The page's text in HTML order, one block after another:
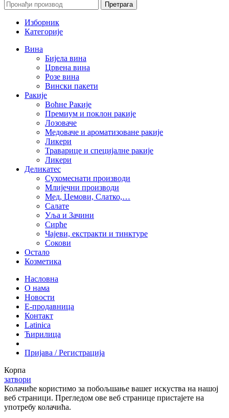
Претрага
Изборник
Категорије
Вина
Бијела вина
Црвена вина
Розе вина
Вински пакети
Ракије
Воћне Ракије
Премиум и поклон ракије
Лозоваче
Медоваче и ароматизоване ракије
Ликери
Траварице и специјалне ракије
Ликери
Деликатес
Сухомеснати производи
Млијечни производи
Мед, Џемови, Слатко,…
Салате
Уља и Зачини
Сирће
Чајеви, екстракти и тинктуре
Сокови
Остало
Козметика
Насловна
О нама
Новости
Е-продавница
Контакт
Latinica
Ћирилица
Пријава / Регистрација
Корпа
затвори
Колачиће користимо за побољшање вашег искуства на нашој
веб страници. Прегледом ове веб странице пристајете на
употребу колачића.